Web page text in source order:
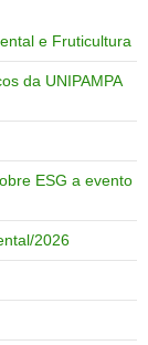
e Fruticultura
da UNIPAMPA
ESG a evento
2026